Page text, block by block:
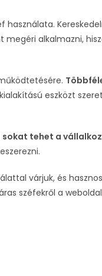
használata.
alkalmazni,
eszközt
sokat tehet a
várjuk, és
széfekről a